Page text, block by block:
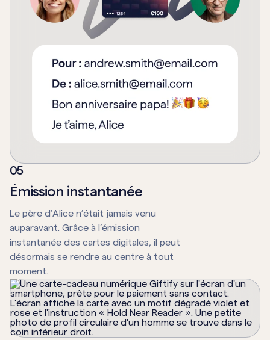
05
Émission instantanée
Le père d’Alice n’était jamais venu
auparavant. Grâce à l’émission
instantanée des cartes digitales, il peut
désormais se rendre au centre à tout
moment.